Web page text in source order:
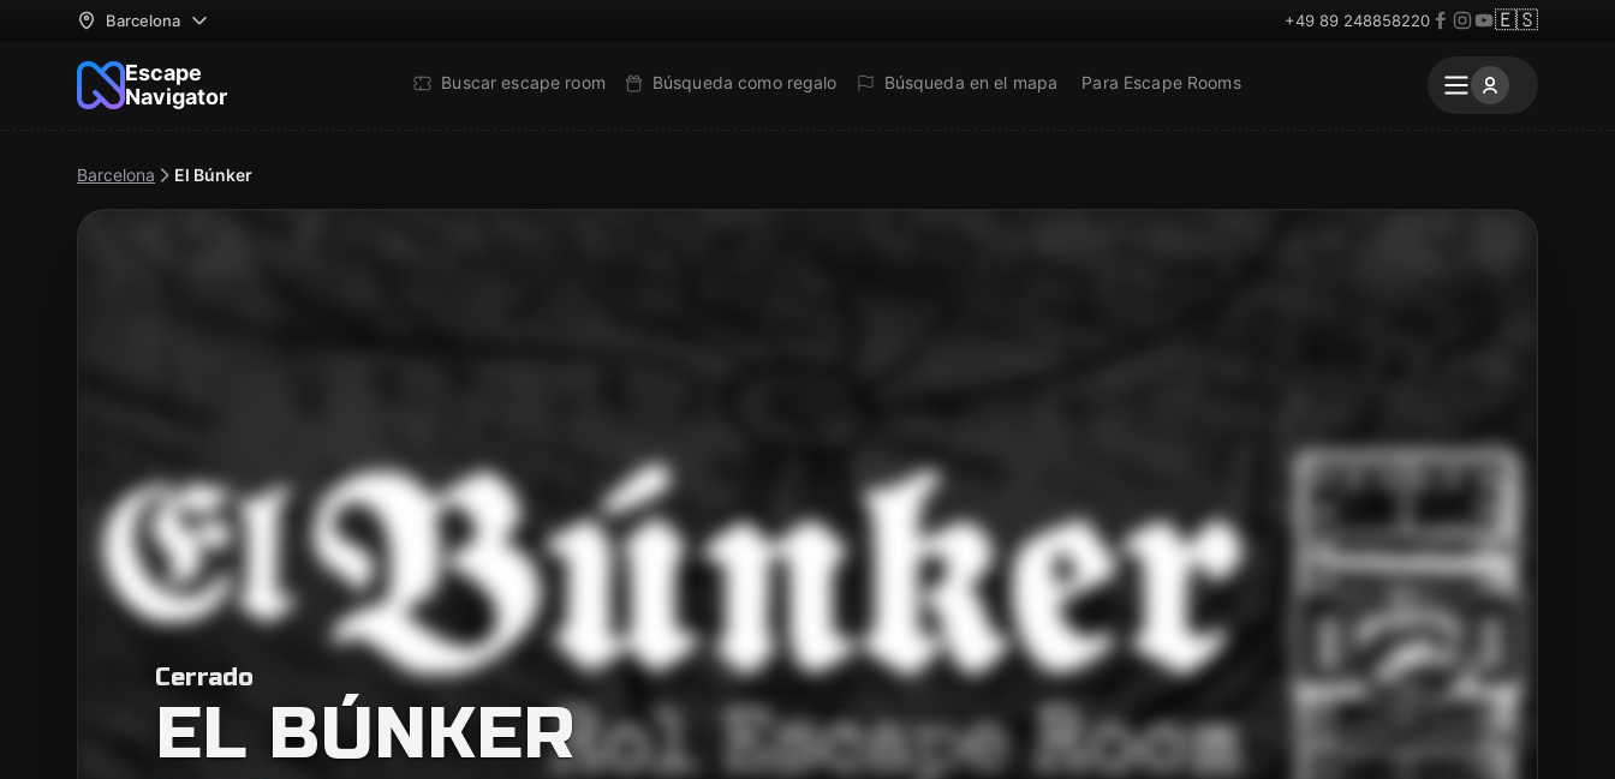
Barcelona +49 89 248858220 🇪🇸
Escape
Navigator
Buscar escape room Búsqueda como regalo Búsqueda en el mapa Para Escape Rooms
Barcelona El Búnker
Cerrado
EL BÚNKER